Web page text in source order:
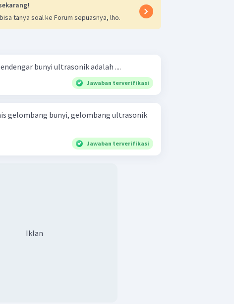
tanya soal ke Forum sepuasnya, lho.
bunyi ultrasonik adalah ....
Jawaban terverifikasi
gelombang bunyi, gelombang ultrasonik
Jawaban terverifikasi
Iklan